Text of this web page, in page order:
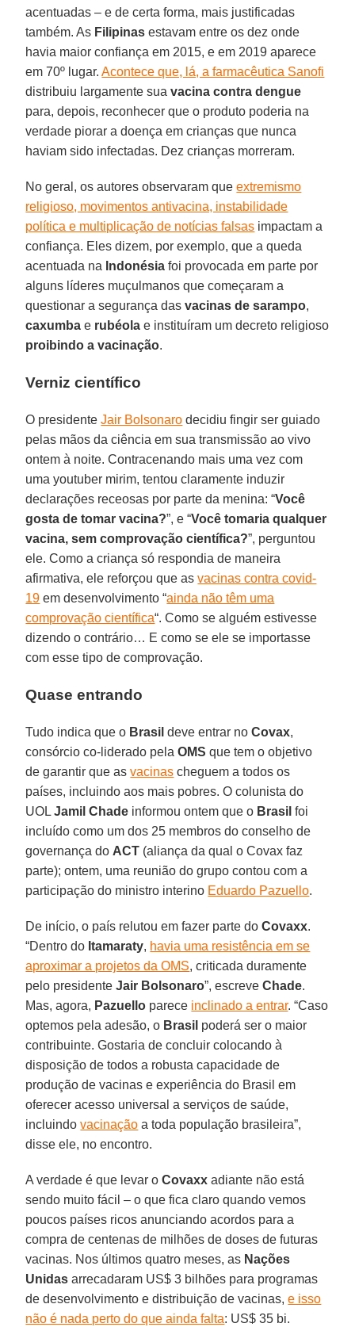
acentuadas – e de certa forma, mais justificadas
também. As Filipinas estavam entre os dez onde
havia maior confiança em 2015, e em 2019 aparece
em 70º lugar.Acontece que, lá, a farmacêutica Sanofi
distribuiu largamente suavacina contra dengue
para, depois, reconhecer que o produto poderia na
verdade piorar a doença em crianças que nunca
haviam sido infectadas. Dez crianças morreram.
No geral, os autores observaram queextremismo
religioso, movimentos antivacina, instabilidade
política e multiplicação de notícias falsas impactam a
confiança. Eles dizem, por exemplo, que a queda
acentuada na Indonésia foi provocada em parte por
alguns líderes muçulmanos que começaram a
questionar a segurança dasvacinas de sarampo,
caxumba e rubéola e instituíram um decreto religioso
proibindo a vacinação.
Verniz científico
O presidenteJair Bolsonaro decidiu fingir ser guiado
pelas mãos da ciência em sua transmissão ao vivo
ontem à noite. Contracenando mais uma vez com
uma youtuber mirim, tentou claramente induzir
declarações receosas por parte da menina: “Você
gosta de tomar vacina?”, e “Você tomaria qualquer
vacina, sem comprovação científica?”, perguntou
ele. Como a criança só respondia de maneira
afirmativa, ele reforçou que asvacinas contra covid-
19 em desenvolvimento “ainda não têm uma
comprovação científica“. Como se alguém estivesse
dizendo o contrário… E como se ele se importasse
com esse tipo de comprovação.
Quase entrando
Tudo indica que o Brasil deve entrar noCovax,
consórcio co-liderado pelaOMS que tem o objetivo
de garantir que asvacinas cheguem a todos os
países, incluindo aos mais pobres. O colunista do
UOLJamil Chade informou ontem que o Brasil foi
incluído como um dos 25 membros do conselho de
governança do ACT (aliança da qual o Covax faz
parte); ontem, uma reunião do grupo contou com a
participação do ministro interino Eduardo Pazuello.
De início, o país relutou em fazer parte doCovaxx.
“Dentro do Itamaraty, havia uma resistência em se
aproximar a projetos da OMS, criticada duramente
pelo presidenteJair Bolsonaro”, escreveChade.
Mas, agora, Pazuello parece inclinado a entrar. “Caso
optemos pela adesão, o Brasil poderá ser o maior
contribuinte. Gostaria de concluir colocando à
disposição de todos a robusta capacidade de
produção de vacinas e experiência do Brasil em
oferecer acesso universal a serviços de saúde,
incluindovacinação a toda população brasileira”,
disse ele, no encontro.
A verdade é que levar oCovaxx adiante não está
sendo muito fácil – o que fica claro quando vemos
poucos países ricos anunciando acordos para a
compra de centenas de milhões de doses de futuras
vacinas. Nos últimos quatro meses, as Nações
Unidas arrecadaram US$ 3 bilhões para programas
de desenvolvimento e distribuição de vacinas,e isso
não é nada perto do que ainda falta: US$ 35 bi.